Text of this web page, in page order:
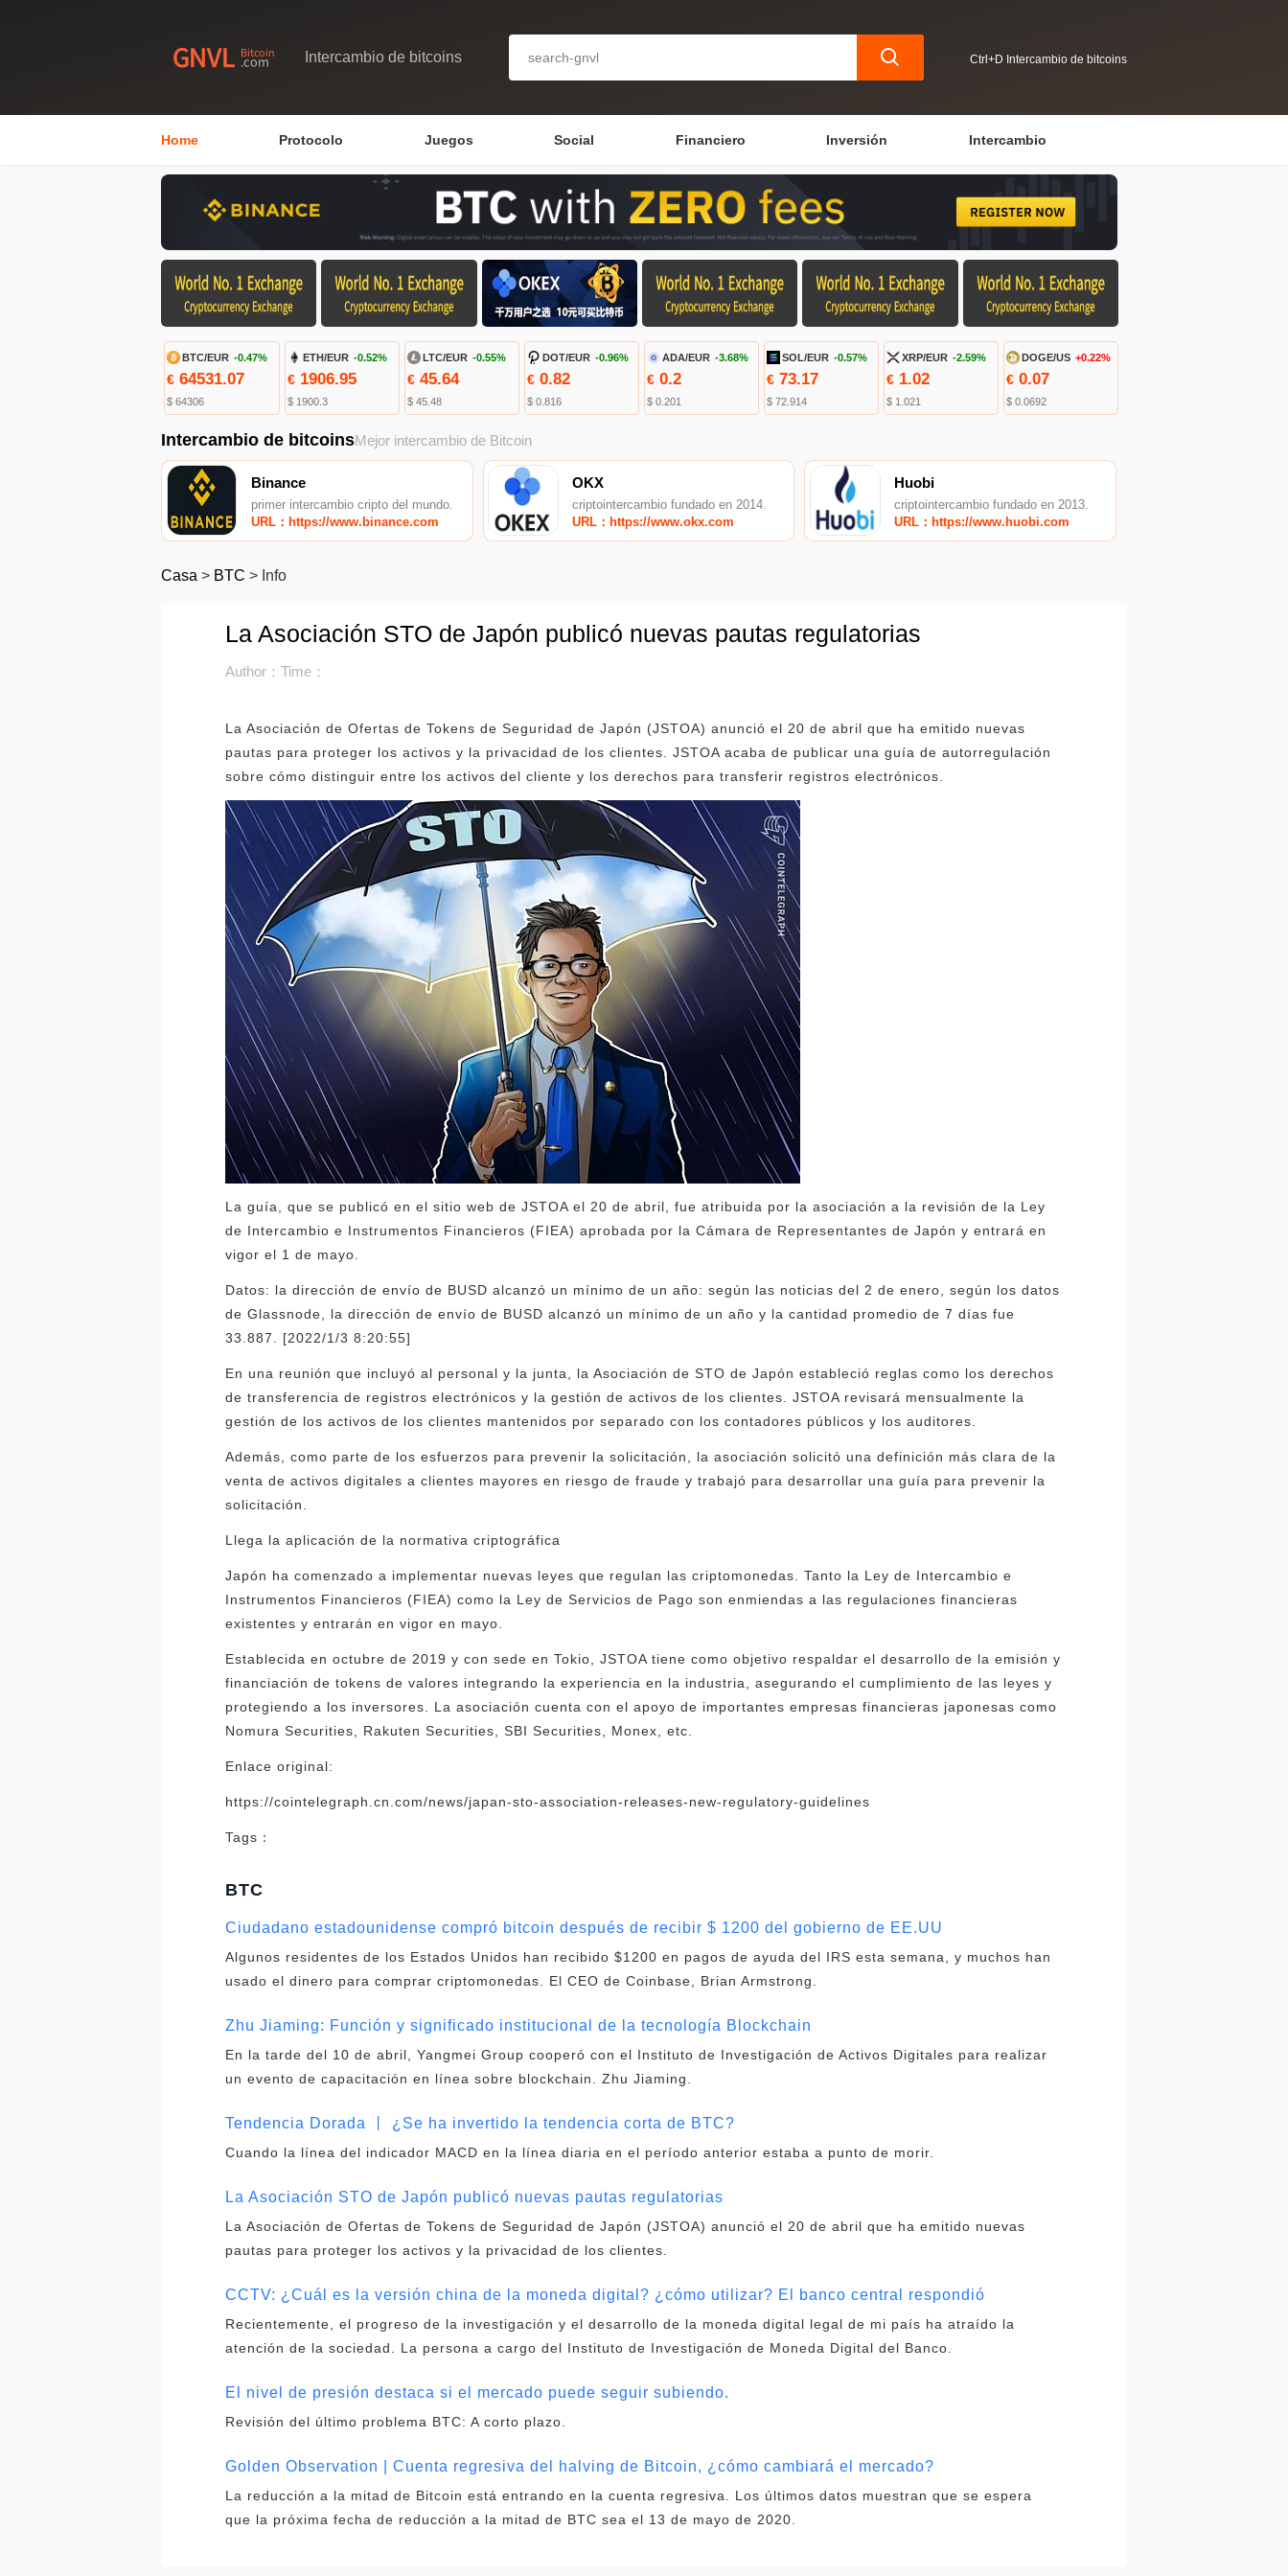
Intercambio de bitcoins Ctrl+D Intercambio de bitcoins
Home Protocolo Juegos Social Financiero Inversión Intercambio
BTC/EUR -0.47%
€ 64531.07
$ 64306
ETH/EUR -0.52%
€1906.95
$ 1900.3
LTC/EUR -0.55%
€45.64
$ 45.48
DOT/EUR -0.96%
€0.82
$ 0.816
ADA/EUR -3.68%
€0.2
$ 0.201
SOL/EUR -0.57%
€ 73.17
$ 72.914
XRP/EUR -2.59%
€ 1.02
$ 1.021
DOGE/US +0.22%
€ 0.07
$ 0.0692
Intercambio de bitcoinsMejor intercambio de Bitcoin
Binance
primer intercambio cripto del mundo.
URL：https://www.binance.com
OKX
criptointercambio fundado en 2014.
URL：https://www.okx.com
Huobi
criptointercambio fundado en 2013.
URL：https://www.huobi.com
Casa > BTC > Info
La Asociación STO de Japón publicó nuevas pautas regulatorias
Author：Time：
La Asociación de Ofertas de Tokens de Seguridad de Japón (JSTOA) anunció el 20 de abril que ha emitido nuevas
pautas para proteger los activos y la privacidad de los clientes. JSTOA acaba de publicar una guía de autorregulación
sobre cómo distinguir entre los activos del cliente y los derechos para transferir registros electrónicos.
La guía, que se publicó en el sitio web de JSTOA el 20 de abril, fue atribuida por la asociación a la revisión de la Ley
de Intercambio e Instrumentos Financieros (FIEA) aprobada por la Cámara de Representantes de Japón y entrará en
vigor el 1 de mayo.
Datos: la dirección de envío de BUSD alcanzó un mínimo de un año: según las noticias del 2 de enero, según los datos
de Glassnode, la dirección de envío de BUSD alcanzó un mínimo de un año y la cantidad promedio de 7 días fue
33.887. [2022/1/3 8:20:55]
En una reunión que incluyó al personal y la junta, la Asociación de STO de Japón estableció reglas como los derechos
de transferencia de registros electrónicos y la gestión de activos de los clientes. JSTOA revisará mensualmente la
gestión de los activos de los clientes mantenidos por separado con los contadores públicos y los auditores.
Además, como parte de los esfuerzos para prevenir la solicitación, la asociación solicitó una definición más clara de la
venta de activos digitales a clientes mayores en riesgo de fraude y trabajó para desarrollar una guía para prevenir la
solicitación.
Llega la aplicación de la normativa criptográfica
Japón ha comenzado a implementar nuevas leyes que regulan las criptomonedas. Tanto la Ley de Intercambio e
Instrumentos Financieros (FIEA) como la Ley de Servicios de Pago son enmiendas a las regulaciones financieras
existentes y entrarán en vigor en mayo.
Establecida en octubre de 2019 y con sede en Tokio, JSTOA tiene como objetivo respaldar el desarrollo de la emisión y
financiación de tokens de valores integrando la experiencia en la industria, asegurando el cumplimiento de las leyes y
protegiendo a los inversores. La asociación cuenta con el apoyo de importantes empresas financieras japonesas como
Nomura Securities, Rakuten Securities, SBI Securities, Monex, etc.
Enlace original:
https://cointelegraph.cn.com/news/japan-sto-association-releases-new-regulatory-guidelines
Tags：
BTC
Ciudadano estadounidense compró bitcoin después de recibir $ 1200 del gobierno de EE.UU
Algunos residentes de los Estados Unidos han recibido $1200 en pagos de ayuda del IRS esta semana, y muchos han
usado el dinero para comprar criptomonedas. El CEO de Coinbase, Brian Armstrong.
Zhu Jiaming: Función y significado institucional de la tecnología Blockchain
En la tarde del 10 de abril, Yangmei Group cooperó con el Instituto de Investigación de Activos Digitales para realizar
un evento de capacitación en línea sobre blockchain. Zhu Jiaming.
Tendencia Dorada 丨 ¿Se ha invertido la tendencia corta de BTC?
Cuando la línea del indicador MACD en la línea diaria en el período anterior estaba a punto de morir.
La Asociación STO de Japón publicó nuevas pautas regulatorias
La Asociación de Ofertas de Tokens de Seguridad de Japón (JSTOA) anunció el 20 de abril que ha emitido nuevas
pautas para proteger los activos y la privacidad de los clientes.
CCTV: ¿Cuál es la versión china de la moneda digital? ¿cómo utilizar? El banco central respondió
Recientemente, el progreso de la investigación y el desarrollo de la moneda digital legal de mi país ha atraído la
atención de la sociedad. La persona a cargo del Instituto de Investigación de Moneda Digital del Banco.
El nivel de presión destaca si el mercado puede seguir subiendo.
Revisión del último problema BTC: A corto plazo.
Golden Observation | Cuenta regresiva del halving de Bitcoin, ¿cómo cambiará el mercado?
La reducción a la mitad de Bitcoin está entrando en la cuenta regresiva. Los últimos datos muestran que se espera
que la próxima fecha de reducción a la mitad de BTC sea el 13 de mayo de 2020.